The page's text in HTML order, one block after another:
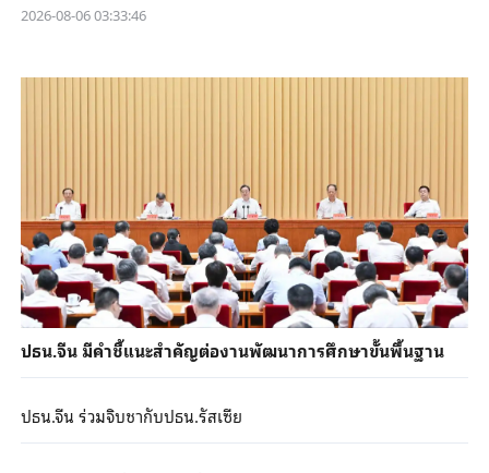
2026-08-06 03:33:46
ปธน.จีน มีคำชี้แนะสำคัญต่องานพัฒนาการศึกษาขั้นพื้นฐาน
ปธน.จีน ร่วมจิบชากับปธน.รัสเซีย